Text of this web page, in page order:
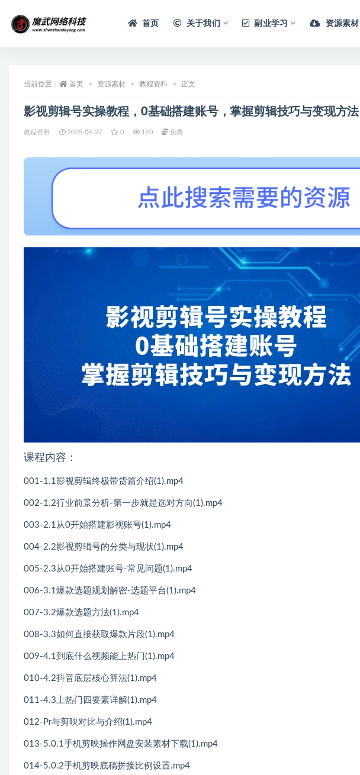
首页 关于我们 副业学习 资源素材
当前位置： 首页 资源素材 教程资料 正文
影视剪辑号实操教程，0基础搭建账号，掌握剪辑技巧与变现方法
教程资料 2025-04-27 0 120 免费
课程内容：
001-1.1影视剪辑终极带货篇介绍(1).mp4
002-1.2行业前景分析-第一步就是选对方向(1).mp4
003-2.1从0开始搭建影视账号(1).mp4
004-2.2影视剪辑号的分类与现状(1).mp4
005-2.3从0开始搭建账号-常见问题(1).mp4
006-3.1爆款选题规划解密-选题平台(1).mp4
007-3.2爆款选题方法(1).mp4
008-3.3如何直接获取爆款片段(1).mp4
009-4.1到底什么视频能上热门(1).mp4
010-4.2抖音底层核心算法(1).mp4
011-4.3上热门四要素详解(1).mp4
012-Pr与剪映对比与介绍(1).mp4
013-5.0.1手机剪映操作网盘安装素材下载(1).mp4
014-5.0.2手机剪映底稿拼接比例设置.mp4